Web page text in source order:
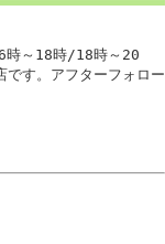
時～18時/18時～20
す。アフターフォロー